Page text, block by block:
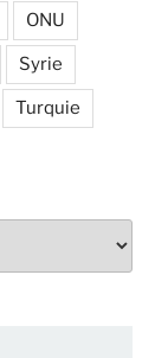
ONU
Syrie
Turquie